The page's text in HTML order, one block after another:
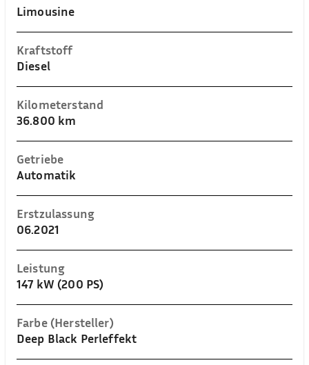
Limousine
Kraftstoff
Diesel
Kilometerstand
36.800 km
Getriebe
Automatik
Erstzulassung
06.2021
Leistung
147 kW (200 PS)
Farbe (Hersteller)
Deep Black Perleffekt